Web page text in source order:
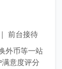
前台接待
外币等一站
意度评分